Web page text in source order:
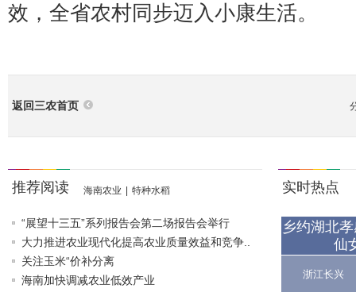
效，全省农村同步迈入小康生活。
返回三农首页
推荐阅读 海南农业 特种水稻
“展望十三五”系列报告会第二场报告会举行
大力推进农业现代化提高农业质量效益和竞争..
关注玉米“价补分离
海南加快调减农业低效产业
实时热点
乡约湖北
仙
浙江长兴